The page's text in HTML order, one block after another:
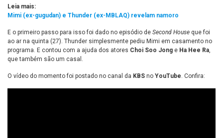
Leia mais:
Mimi (ex-gugudan) e Thunder (ex-MBLAQ) revelam namoro
E o primeiro passo para isso foi dado no episódio de Second House que foi
ao ar na quinta (27). Thunder simplesmente pediu Mimi em casamento no
programa. E contou com a ajuda dos atores Choi Soo Jong e Ha Hee Ra
que também são um casal.
O vídeo do momento foi postado no canal da KBS no YouTube . Confira: